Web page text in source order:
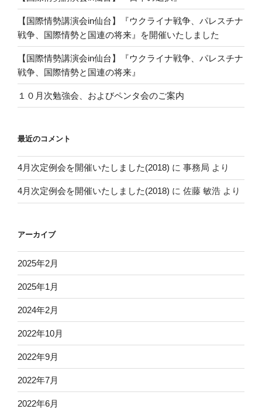
【国際情勢講演会in仙台】『ウクライナ戦争、パレスチナ
戦争、国際情勢と国連の将来』を開催いたしました
【国際情勢講演会in仙台】『ウクライナ戦争、パレスチナ
戦争、国際情勢と国連の将来』
１０月次勉強会、およびペンタ会のご案内
最近のコメント
4月次定例会を開催いたしました(2018) に 事務局 より
4月次定例会を開催いたしました(2018) に 佐藤 敏浩 より
アーカイブ
2025年2月
2025年1月
2024年2月
2022年10月
2022年9月
2022年7月
2022年6月